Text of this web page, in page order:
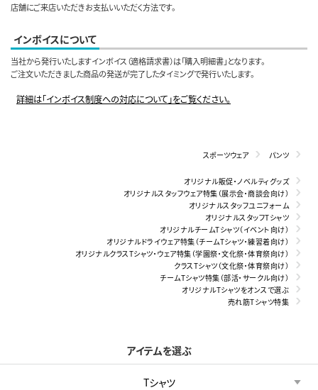
店舗にご来店いただきお支払いいただく方法です。
インボイスについて
当社から発行いたしますインボイス（適格請求書）は「購入明細書」となります。
ご注文いただきました商品の発送が完了したタイミングで発行いたします。
詳細は「インボイス制度への対応について」をご覧ください。
スポーツウェア パンツ
オリジナル販促・ノベルティグッズ
オリジナルスタッフウェア特集（展示会・商談会向け）
オリジナルスタッフユニフォーム
オリジナルスタッフTシャツ
オリジナルチームTシャツ（イベント向け）
オリジナルドライウェア特集（チームTシャツ・練習着向け）
オリジナルクラスTシャツ・ウェア特集（学園祭・文化祭・体育祭向け）
クラスTシャツ（文化祭・体育祭向け）
チームTシャツ特集（部活・サークル向け）
オリジナルTシャツをオンスで選ぶ
売れ筋Tシャツ特集
アイテムを選ぶ
Tシャツ